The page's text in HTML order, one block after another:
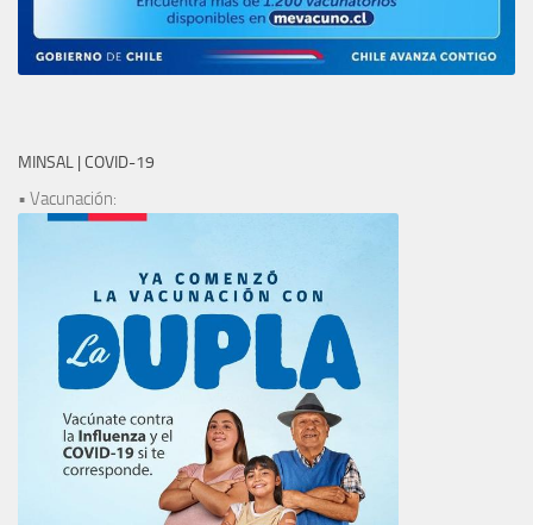
MINSAL | COVID-19
• Vacunación: